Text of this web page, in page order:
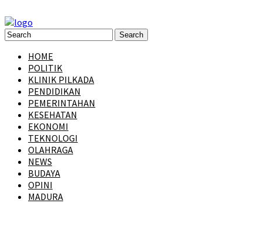
HOME
POLITIK
KLINIK PILKADA
PENDIDIKAN
PEMERINTAHAN
KESEHATAN
EKONOMI
TEKNOLOGI
OLAHRAGA
NEWS
BUDAYA
OPINI
MADURA